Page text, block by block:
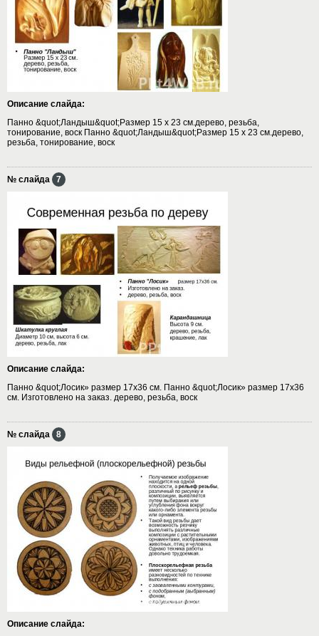
Описание слайда:
Панно &quot;Ландыш&quot;Размер 15 x 23 см.дерево, резьба,
тонирование, воск Панно &quot;Ландыш&quot;Размер 15 x 23 см.дерево,
резьба, тонирование, воск
№ слайда 7
Описание слайда:
Панно &quot;Лосик» размер 17х36 см. Панно &quot;Лосик» размер 17х36
см. Изготовлено на заказ. дерево, резьба, воск
№ слайда 8
Описание слайда: